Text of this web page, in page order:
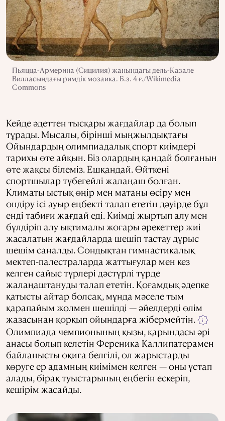
Пьяцца-Армерина (Сицилия) жанындағы дель-Казале
Вилласындағы римдік мозаика. Б.з. 4 ғ./Wikimedia
Commons
Кейде әдеттен тысқары жағдайлар да болып
тұрады. Мысалы, бірінші мыңжылдықтағы
Ойындардың олимпиадалық спорт киімдері
тарихы өте айқын. Біз олардың қандай болғанын
өте жақсы білеміз. Ешқандай. Өйткені
спортшылар түбегейлі жалаңаш болған.
Климаты ыстық өңір мен матаны өсіру мен
өндіру ісі ауыр еңбекті талап ететін дәуірде бұл
енді табиғи жағдай еді. Киімді жыртып алу мен
бүлдіріп алу ықтималы жоғары әрекеттер жиі
жасалатын жағдайларда шешіп тастау дұрыс
шешім саналды. Сондықтан гимнастикалық
мектеп-палестраларда жаттығулар мен кез
келген сайыс түрлері дәстүрлі түрде
жалаңаштануды талап ететін. Қоғамдық әдепке
қатысты айтар болсақ, мұнда мәселе тым
қарапайым жолмен шешілді — әйелдерді өлім
жазасынан қорқып ойындарға жібермейтін.
i
Олимпиада чемпионының қызы, қарындасы әрі
анасы болып келетін Ференика Каллипатерамен
байланысты оқиға белгілі, ол жарыстарды
көруге ер адамның киімімен келген — оны ұстап
алады, бірақ туыстарының еңбегін ескеріп,
кешірім жасайды.